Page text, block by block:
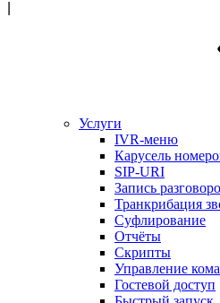
Услуги
IVR-меню
Карусель
SIP-URI
Запись
Транкрибация
Суфлирование
Отчёты
Скрипты
Управление
Гостевой доступ